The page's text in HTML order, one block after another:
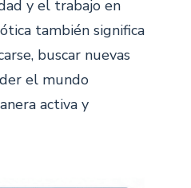
y el trabajo en
también significa
buscar nuevas
el mundo
activa y